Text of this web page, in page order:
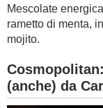
Mescolate
rametto di menta,
mojito.
(anche) da